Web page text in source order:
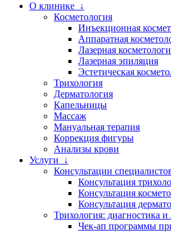
О клинике ↓
Косметология
Инъекционная
Аппаратная
Лазерная
Лазерная эпиляция
Эстетическая
Трихология
Дерматология
Капельницы
Массаж
Мануальная терапия
Коррекция фигуры
Анализы крови
Услуги ↓
Консультации
Консультация
Консультация
Консультация
Трихология: диагностика и
Чек-ап программы